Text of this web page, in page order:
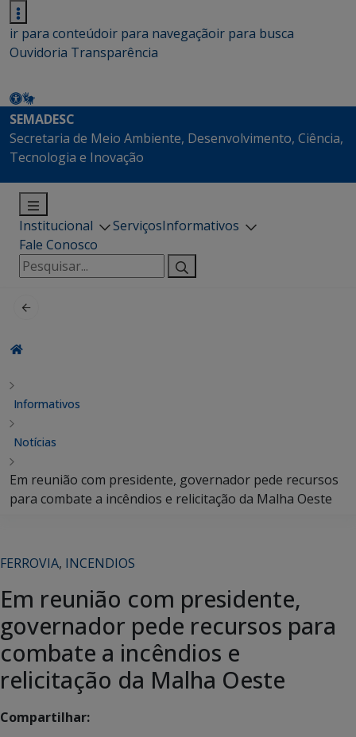
ir para conteúdoir para navegaçãoir para busca
Ouvidoria Transparência
SEMADESC
Secretaria de Meio Ambiente, Desenvolvimento, Ciência,
Tecnologia e Inovação
Institucional ServiçosInformativos
Fale Conosco
Pesquisar
por:
Informativos
Notícias
Em reunião com presidente, governador pede recursos
para combate a incêndios e relicitação da Malha Oeste
FERROVIA, INCENDIOS
Em reunião com presidente,
governador pede recursos para
combate a incêndios e
relicitação da Malha Oeste
Compartilhar: